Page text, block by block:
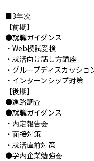
■3年次
【前期】
●就職ガイダンス
・Web模試受検
・就活向け話し方講座
・グループディスカッショ
・インターンシップ対策
【後期】
●進路調査
●就職ガイダンス
・内定報告会
・面接対策
・就活直前対策
●学内企業勉強会